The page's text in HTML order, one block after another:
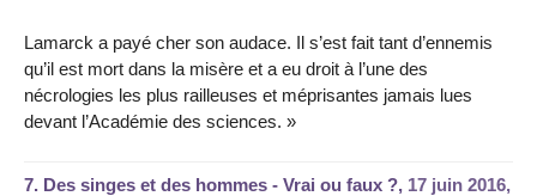
Lamarck a payé cher son audace. Il s’est fait tant d’ennemis
qu’il est mort dans la misère et a eu droit à l’une des
nécrologies les plus railleuses et méprisantes jamais lues
devant l’Académie des sciences. »
7. Des singes et des hommes - Vrai ou faux ?, 17 juin 2016,